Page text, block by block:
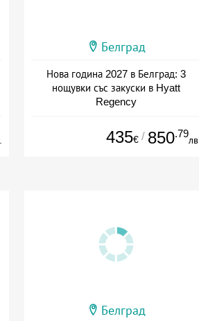
Белград
Нова година 2027 в Белград: 3
нощувки със закуски в Hyatt
Regency
435€ / 850.79
лв.
Белград